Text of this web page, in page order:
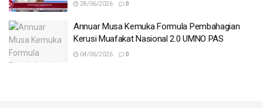
28/06/2026 0
Annuar Musa Kemuka Formula Pembahagian
Kerusi Muafakat Nasional 2.0 UMNO PAS
04/06/2026 0